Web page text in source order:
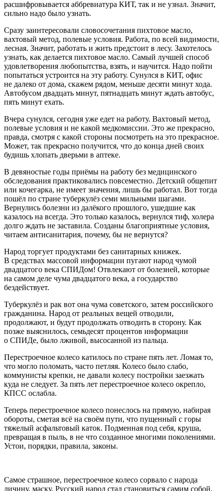
расшифровывается аббревиатура КИТ, так и не узнал. Значит,
сильно надо было узнать.
Сразу заинтересовали словосочетания пихтовое масло,
вахтовый метод, полевые условия. Работа, по всей видимости,
лесная. Значит, работать и жить предстоит в лесу. Захотелось
узнать, как делается пихтовое масло. Самый лучшей способ
удовлетворения любопытства, взять, и научится. Надо пойти
попытаться устроится на эту работу. Сунулся в КИТ, офис
не далеко от дома, скажем рядом, меньше десяти минут хода.
Автобусом двадцать минут, пятнадцать минут ждать автобус,
пять минут ехать.
Вчера сунулся, сегодня уже едет на работу. Вахтовый метод,
полевые условия и не какой медкомиссии. Это же прекрасно,
правда, смотря с какой стороны посмотреть на это прекрасное.
Может, так прекрасно получится, что до конца дней своих
будишь хлопать дверьми в аптеке.
В девяностые годы приёмы на работу без медицинского
обследования практиковались повсеместно. Детский общепит
или кочегарка, не имеет значения, лишь бы работал. Вот тогда
пошёл по стране туберкулёз семи мильными шагами.
Вернулись болезни из далёкого прошлого, ушедшие как
казалось на всегда. Это только казалось, вернулся тиф, холера
долго ждать не заставила. Созданы благоприятные условия,
читаем антисанитария, почему, бы не вернутся?
Народ торгует продуктами без санитарных книжек.
В средствах массовой информации пугают народ чумой
двадцатого века СПИДом! Отвлекают от болезней, которые
на самом деле чума двадцатого века, а государство
бездействует.
Туберкулёз и рак вот она чума советского, затем российского
гражданина. Народ от реальных вещей отводили,
продолжают, и будут продолжать отводить в сторону. Как
позже выяснилось, семьдесят процентов информации
о СПИДе, было лживой, высосанной из пальца.
Перестроечное колесо катилось по стране пять лет. Ломая то,
что могло поломать, часто петляя. Колесо было слабо,
коммунисты крепки, не давали колесу постройки заезжать
куда не следует. За пять лет перестроечное колесо окрепло,
КПСС ослабла.
Теперь перестроечное колесо понеслось на прямую, набирая
обороты, сметая всё на своём пути, что пущенный с горы
тяжелый асфальтовый каток. Подменная под себя, круша,
превращая в пыль, в не что созданное многими поколениями.
Устои, порядки, правила, законы.
Самое страшное, перестроечное колесо сорвало с народа
личину, маску. Русский народ стал становиться самим собой,